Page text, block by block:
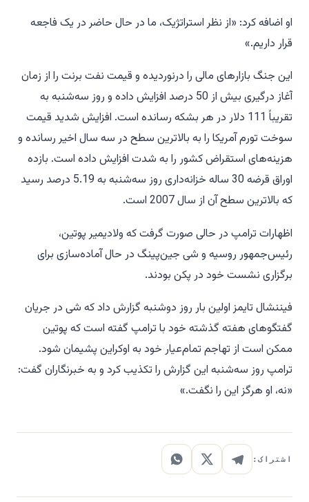
او اضافه کرد: «از نظر استراتژیک، ما در حال حاضر در یک فاجعه
قرار داریم.»
این جنگ بازارهای مالی را درنوردیده و قیمت نفت برنت را از زمان
آغاز درگیری بیش از 50 درصد افزایش داده و روز سه‌شنبه به
تقریباً 111 دلار در هر بشکه رسانده است. افزایش شدید قیمت
سوخت تورم آمریکا را به بالاترین سطح در سه سال اخیر رسانده و
هزینه‌های استقراض کشور را به شدت افزایش داده است. بازده
اوراق قرضه 30 ساله خزانه‌داری روز سه‌شنبه به 5.19 درصد رسید
که بالاترین سطح آن از سال 2007 است.
اظهارات ترامپ در حالی صورت گرفت که ولادیمیر پوتین،
رئیس‌جمهور روسیه و شی جین‌پینگ در حال آماده‌سازی برای
برگزاری نشست خود در پکن بودند.
فیننشال تایمز اولین بار روز دوشنبه گزارش داد که شی در جریان
گفتگوهای هفته گذشته خود با ترامپ گفته است که پوتین
ممکن است از تهاجم تمام‌عیار خود به اوکراین پشیمان شود.
ترامپ روز سه‌شنبه این گزارش را تکذیب کرد و به خبرنگاران گفت:
«نه، او هرگز این را نگفت.»
اشتراک: